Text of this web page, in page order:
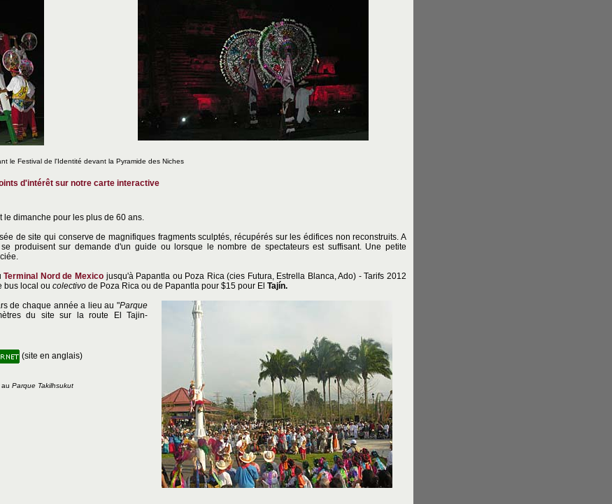
le Festival de l'Identité devant la Pyramide des Niches
d'intérêt sur notre carte interactive
le dimanche pour les plus de 60 ans.
de site qui conserve de magnifiques fragments sculptés, récupérés sur les édifices non reconstruits. A
se produisent sur demande d'un guide ou lorsque le nombre de spectateurs est suffisant. Une petite
Terminal Nord de Mexicojusqu'à Papantla ou Poza Rica (cies Futura, Estrella Blanca, Ado) - Tarifs 2012
bus local ou colectivo de Poza Rica ou de Papantla pour $15 pour El Tajín.
de chaque année a lieu au "Parque
du site sur la route El Tajin-
(site en anglais)
Parque Takilhsukut